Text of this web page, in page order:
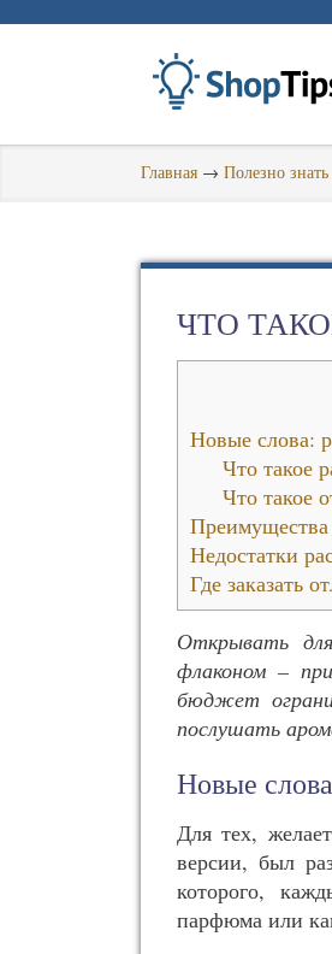
Главная → Полезно знать
ЧТО
Новые слова:
Что такое
Что такое
Преимущества
Недостатки
Где заказать
Открывать
флаконом –
бюджет
послушать
Новые
Для тех,
версии, был
которого,
парфюма или